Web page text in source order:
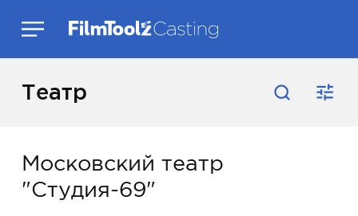
Театр
Московский театр
"Студия-69"